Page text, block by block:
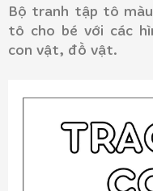
Bộ tranh tập tô
tô cho bé với các
con vật, đồ vật.